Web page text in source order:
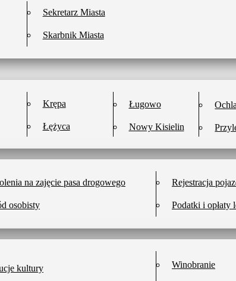
Sekretarz Miasta
Skarbnik Miasta
Krępa
Łężyca
Ługowo
Nowy Kisielin
Ochla
na zajęcie pasa drogowego
osobisty
Rejestracja
Podatki i opłaty
kultury Winobranie